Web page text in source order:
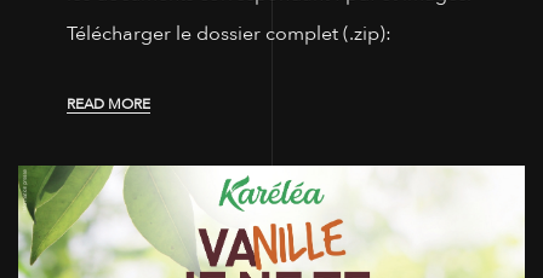
Télécharger le dossier complet (.zip):
READ MORE